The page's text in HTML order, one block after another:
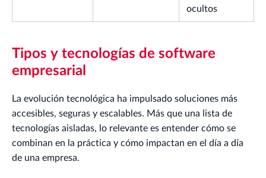
ocultos
Tipos y tecnologías de software
empresarial
La evolución tecnológica ha impulsado soluciones más
accesibles, seguras y escalables. Más que una lista de
tecnologías aisladas, lo relevante es entender cómo se
combinan en la práctica y cómo impactan en el día a día
de una empresa.